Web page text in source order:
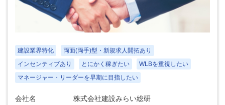
建設業界特化
両面(両手)型・新規求人開拓あり
インセンティブあり
とにかく稼ぎたい
WLBを重視したい
マネージャー・リーダーを早期に目指したい
会社名
株式会社建設みらい総研